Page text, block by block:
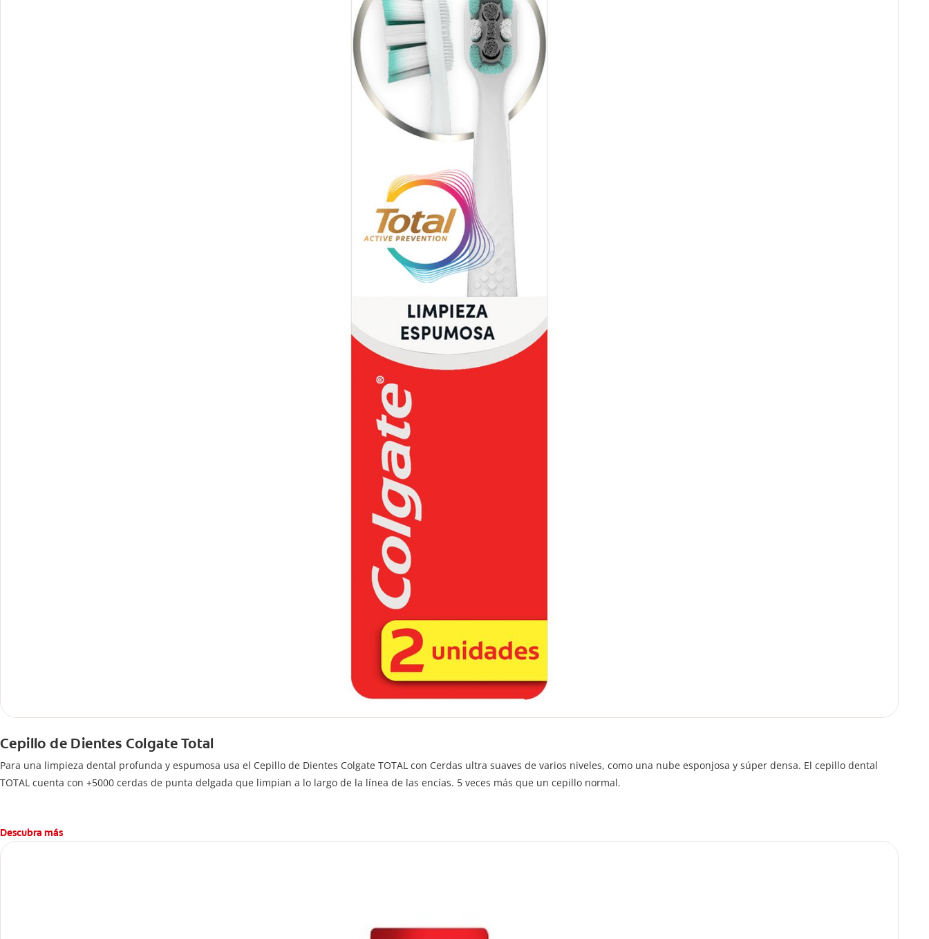
Cepillo de Dientes Colgate Total
Para una limpieza dental profunda y espumosa usa el Cepillo de Dientes Colgate TOTAL con Cerdas ultra suaves de varios niveles, como una nube esponjosa y súper densa. El cepillo dental
TOTAL cuenta con +5000 cerdas de punta delgada que limpian a lo largo de la línea de las encías. 5 veces más que un cepillo normal.
Descubra más